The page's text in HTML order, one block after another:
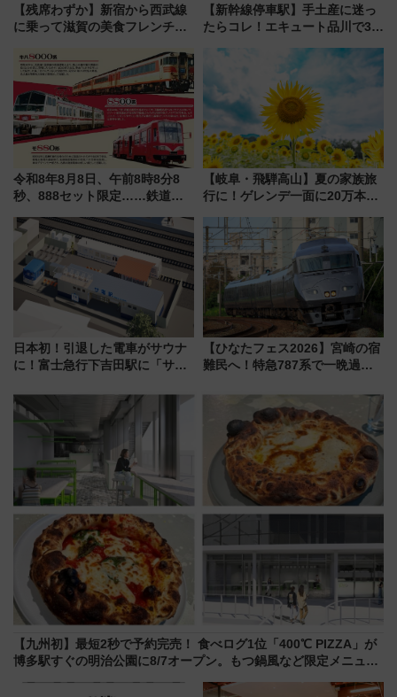
【残席わずか】新宿から西武線
に乗って滋賀の美食フレンチを
「52席の至福」で味わう近江牛
や伝統文化の特別コラボ
【新幹線停車駅】手土産に迷っ
たらコレ！エキュート品川で3年
産スイーツとは？
令和8年8月8日、午前8時8分8
秒、888セット限定……鉄道各
たち
【岐阜・飛騨高山】夏の家族旅
行に！ゲレンデ一面に20万本の
アひまわり園」開園
日本初！引退した電車がサウナ
に！富士急行下吉田駅に「サ電
業 行き交う電車の音や振動を
感じながら「ととのう」新感覚
【ひなたフェス2026】宮崎の宿
難民へ！特急787系で一晩過ご
ローおひさま」が救世主に？
【九州初】最短2秒で予約完売！ 食べログ1位「400℃ PIZZA」が
博多駅すぐの明治公園に8/7オープン。もつ鍋風など限定メニュー